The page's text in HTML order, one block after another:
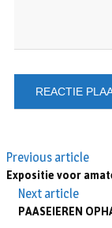
Previous article
Expositie voor
Next article
PAASEIEREN